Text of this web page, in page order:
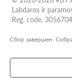
Сбор завершен.
Labdaros ir
Reg. code.
g.17-1, LT-13253
SWIFT kodas